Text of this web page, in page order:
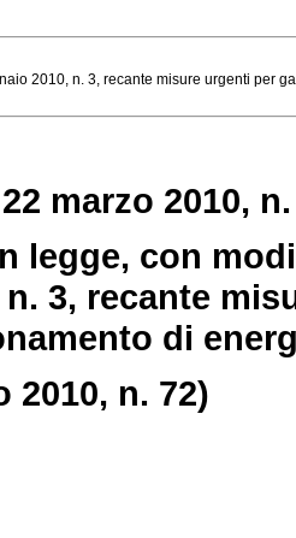
2010, n. 3, recante misure urgenti per
marzo 2010,
legge, con
n. 3, recante
di
2010, n. 72)